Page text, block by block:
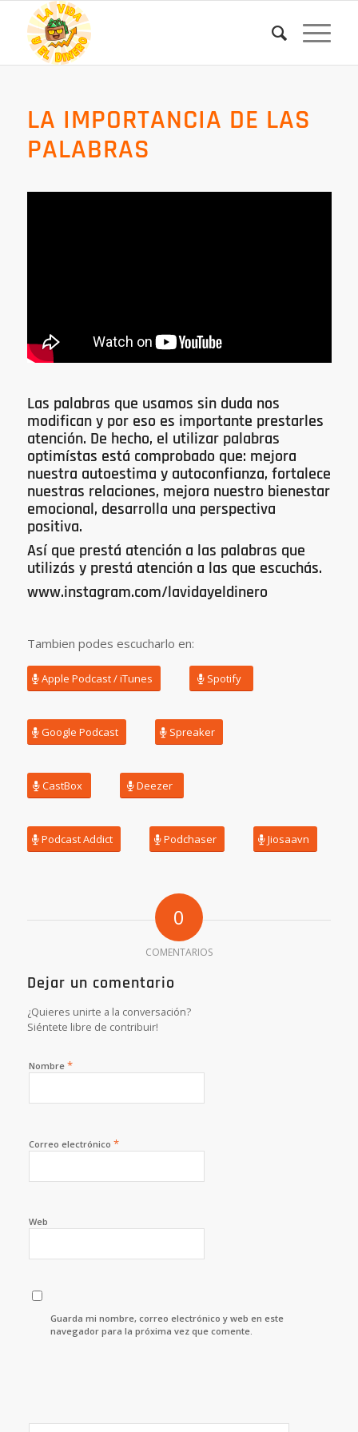
LA IMPORTANCIA DE LAS
PALABRAS
Las palabras que usamos sin duda nos
modifican y por eso es importante prestarles
atención. De hecho, el utilizar palabras
optimístas está comprobado que: mejora
nuestra autoestima y autoconfianza, fortalece
nuestras relaciones, mejora nuestro bienestar
emocional, desarrolla una perspectiva
positiva.
Así que prestá atención a las palabras que
utilizás y prestá atención a las que escuchás.
www.instagram.com/lavidayeldinero
Tambien podes escucharlo en:
Apple Podcast / iTunes Spotify
Google Podcast Spreaker
CastBox Deezer
Podcast Addict Podchaser Jiosaavn
0
COMENTARIOS
Dejar un comentario
¿Quieres unirte a la conversación?
Siéntete libre de contribuir!
Nombre *
Correo electrónico *
Web
Guarda mi nombre, correo electrónico y web en este
navegador para la próxima vez que comente.